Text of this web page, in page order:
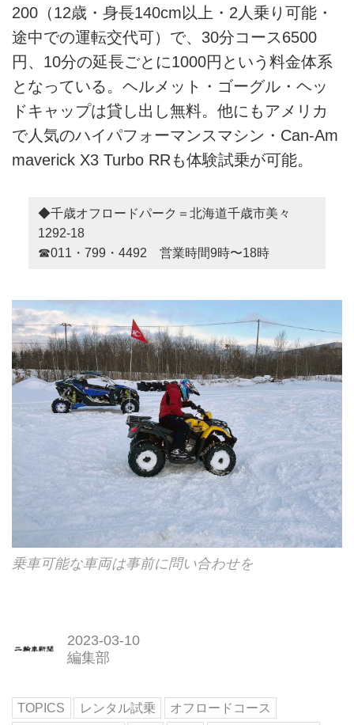
200（12歳・身長140cm以上・2人乗り可能・
途中での運転交代可）で、30分コース6500
円、10分の延長ごとに1000円という料金体系
となっている。ヘルメット・ゴーグル・ヘッ
ドキャップは貸し出し無料。他にもアメリカ
で人気のハイパフォーマンスマシン・Can-Am
maverick X3 Turbo RRも体験試乗が可能。
◆千歳オフロードパーク＝北海道千歳市美々
1292-18
☎︎011・799・4492 営業時間9時〜18時
乗車可能な車両は事前に問い合わせを
2023-03-10
編集部
TOPICS レンタル試乗
オフロードコース